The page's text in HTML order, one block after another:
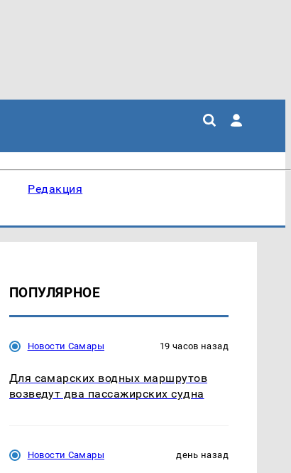
Редакция
ПОПУЛЯРНОЕ
Новости Самары 19 часов назад
Для самарских водных маршрутов
возведут два пассажирских судна
Новости Самары день назад